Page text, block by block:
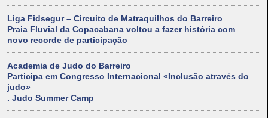
Liga Fidsegur – Circuito de Matraquilhos do Barreiro
Praia Fluvial da Copacabana voltou a fazer história com
novo recorde de participação
Academia de Judo do Barreiro
Participa em Congresso Internacional «Inclusão através do
judo»
. Judo Summer Camp